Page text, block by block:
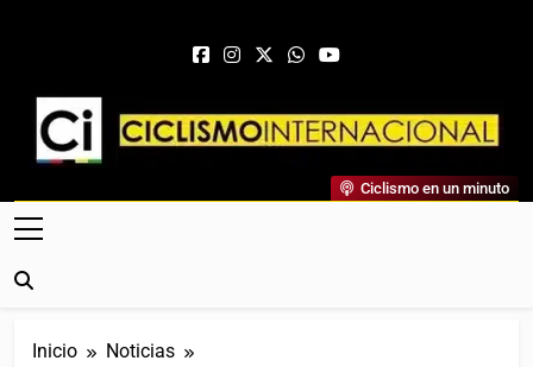
Ciclismo Internacional
Web Dedicada Al Ciclismo Mundial. Entrevistas, Análisis,
Crónicas, Previas Y Más. La Web Ciclista De Referencia.
Ciclismo en un minuto
Inicio
Noticias